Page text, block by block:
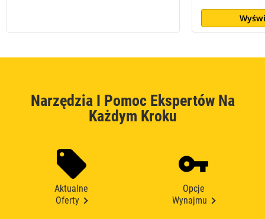
Narzędzia I Pomoc Ekspertów Na
Każdym Kroku
Aktualne
Oferty
Opcje
Wynajmu